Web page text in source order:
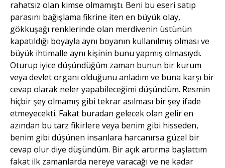
rahatsız olan kimse olmamıştı. Beni bu eseri satıp
parasını bağışlama fikrine iten en büyük olay,
gökkuşağı renklerinde olan merdivenin üstünün
kapatıldığı boyayla aynı boyanın kullanılmış olması ve
büyük ihtimalle aynı kişinin bunu yapmış olmasıydı.
Oturup iyice düşündüğüm zaman bunun bir kurum
veya devlet organı olduğunu anladım ve buna karşı bir
cevap olarak neler yapabileceğimi düşündüm. Resmin
hiçbir şey olmamış gibi tekrar asılması bir şey ifade
etmeyecekti. Fakat buradan gelecek olan gelir en
azından bu tarz fikirlere veya benim gibi hisseden,
benim gibi düşünen insanlara harcanırsa güzel bir
cevap olur diye düşündüm. Bir açık artırma başlattım
fakat ilk zamanlarda nereye varacağı ve ne kadar